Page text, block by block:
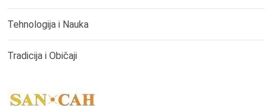
Tehnologija i Nauka
Tradicija i Običaji